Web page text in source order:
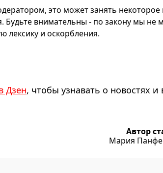
это может занять
Будьте внимательны - по закону мы не
и оскорбления.
Дзен, чтобы узнавать о новостях и
Автор
Мария